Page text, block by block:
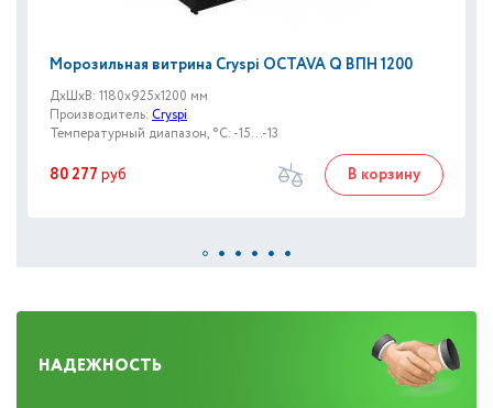
Морозильная витрина Cryspi OСTAVA Q ВПН 1200
ДxШxВ: 1180x925x1200 мм
Производитель: Cryspi
Температурный диапазон, °C: -15...-13
80 277 руб В корзину
НАДЕЖНОСТЬ